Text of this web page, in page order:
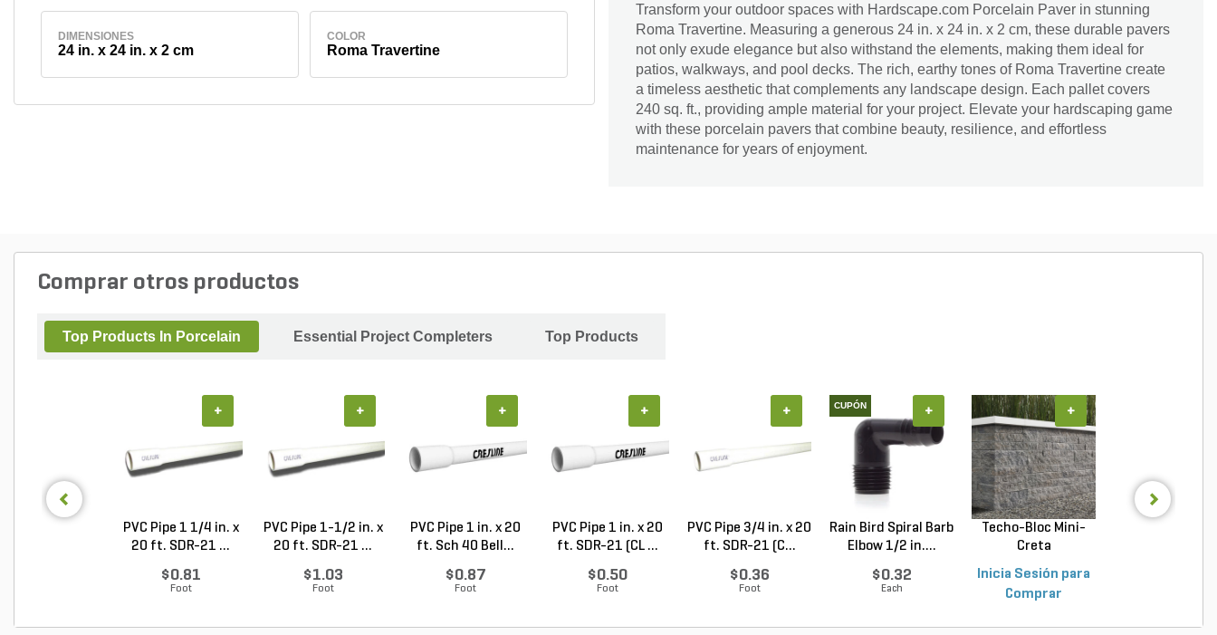
DIMENSIONES
24 in. x 24 in. x 2 cm
COLOR
Roma Travertine
Transform your outdoor spaces with Hardscape.com Porcelain Paver in stunning
Roma Travertine. Measuring a generous 24 in. x 24 in. x 2 cm, these durable pavers
not only exude elegance but also withstand the elements, making them ideal for
patios, walkways, and pool decks. The rich, earthy tones of Roma Travertine create
a timeless aesthetic that complements any landscape design. Each pallet covers
240 sq. ft., providing ample material for your project. Elevate your hardscaping game
with these porcelain pavers that combine beauty, resilience, and effortless
maintenance for years of enjoyment.
Comprar otros productos
Top Products In Porcelain Essential Project Completers Top Products
PVC Pipe 1 1/4 in. x
20 ft. SDR-21 ...
$0.81
Foot
+
PVC Pipe 1-1/2 in. x
20 ft. SDR-21 ...
$1.03
Foot
+
PVC Pipe 1 in. x 20
ft. Sch 40 Bell...
$0.87
Foot
+
PVC Pipe 1 in. x 20
ft. SDR-21 (CL ...
$0.50
Foot
+
PVC Pipe 3/4 in. x 20
ft. SDR-21 (C...
$0.36
Foot
+ CUPÓN
Rain Bird Spiral Barb
Elbow 1/2 in....
$0.32
Each
+
Techo-Bloc Mini-
Creta
Inicia Sesión para
Comprar
+